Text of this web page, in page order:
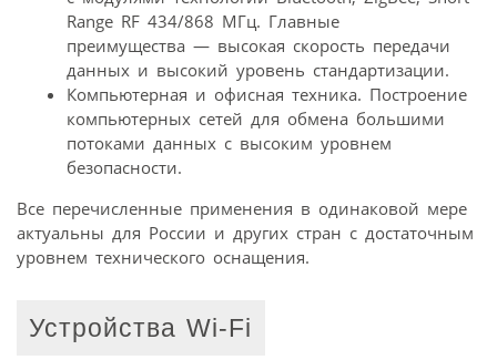
Range RF 434/868 МГц. Главные
преимущества — высокая скорость передачи
данных и высокий уровень стандартизации.
Компьютерная и офисная техника. Построение
компьютерных сетей для обмена большими
потоками данных с высоким уровнем
безопасности.
Все перечисленные применения в одинаковой мере
актуальны для России и других стран с достаточным
уровнем технического оснащения.
Устройства Wi-Fi